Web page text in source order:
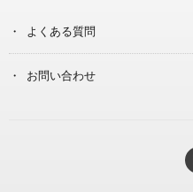
よくある質問
お問い合わせ